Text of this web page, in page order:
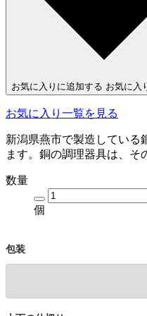
お気に入りに追加する お気に入
お気に入り一覧を見る
新潟県燕市で製造している
ます。銅の調理器具は、そ
数量
個
包装